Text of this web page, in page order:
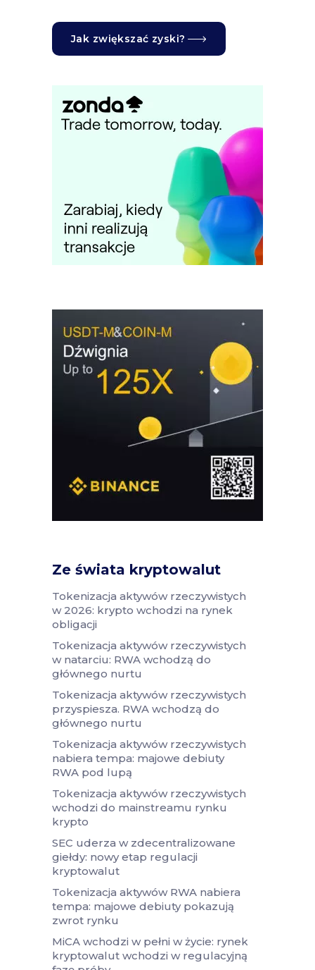
Jak zwiększać zyski?
Ze świata kryptowalut
Tokenizacja aktywów rzeczywistych
w 2026: krypto wchodzi na rynek
obligacji
Tokenizacja aktywów rzeczywistych
w natarciu: RWA wchodzą do
głównego nurtu
Tokenizacja aktywów rzeczywistych
przyspiesza. RWA wchodzą do
głównego nurtu
Tokenizacja aktywów rzeczywistych
nabiera tempa: majowe debiuty
RWA pod lupą
Tokenizacja aktywów rzeczywistych
wchodzi do mainstreamu rynku
krypto
SEC uderza w zdecentralizowane
giełdy: nowy etap regulacji
kryptowalut
Tokenizacja aktywów RWA nabiera
tempa: majowe debiuty pokazują
zwrot rynku
MiCA wchodzi w pełni w życie: rynek
kryptowalut wchodzi w regulacyjną